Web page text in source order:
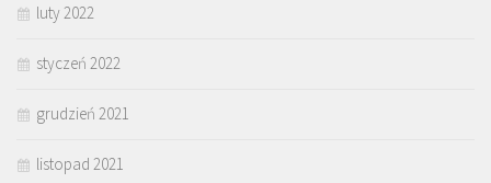
luty 2022
styczeń 2022
grudzień 2021
listopad 2021